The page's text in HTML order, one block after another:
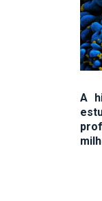
A